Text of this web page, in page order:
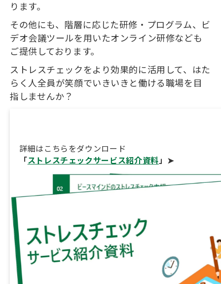
ります。
その他にも、階層に応じた研修・プログラム、ビ
デオ会議ツールを用いたオンライン研修なども
ご提供しております。
ストレスチェックをより効果的に活用して、はた
らく人全員が笑顔でいきいきと働ける職場を目
指しませんか？
詳細はこちらをダウンロード
「 ストレスチェックサービス紹介資料」➤